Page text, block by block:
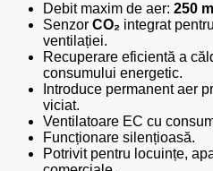
Debit maxim de aer: 250
Senzor CO₂ integrat
ventilației.
Recuperare eficientă a
consumului energetic.
Introduce permanent aer
viciat.
Ventilatoare EC cu
Funcționare silențioasă.
Potrivit pentru locuințe,